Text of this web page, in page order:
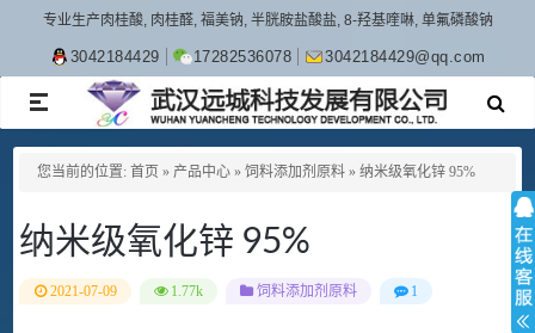
专业生产肉桂酸, 肉桂醛, 福美钠, 半胱胺盐酸盐, 8-羟基喹啉, 单氟磷酸钠
3042184429 17282536078 3042184429@qq.com
TOGGLE
NAVIGATION
您当前的位置: 首页 » 产品中心 » 饲料添加剂原料 » 纳米级氧化锌 95%
纳米级氧化锌 95%
2021-07-09 1.77k 饲料添加剂原料 1